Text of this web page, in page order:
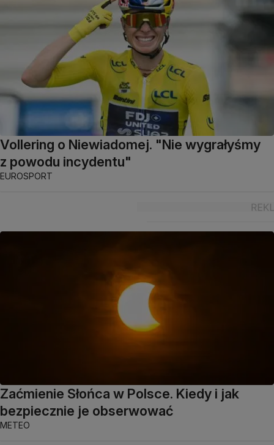
Vollering o Niewiadomej. "Nie wygrałyśmy
z powodu incydentu"
EUROSPORT
Zaćmienie Słońca w Polsce. Kiedy i jak
bezpiecznie je obserwować
METEO